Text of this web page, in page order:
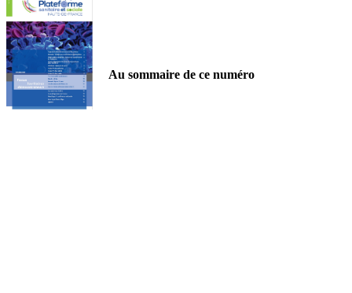
Au sommaire de ce numéro